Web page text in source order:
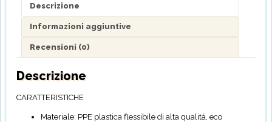
Descrizione
Informazioni aggiuntive
Recensioni (0)
Descrizione
CARATTERISTICHE
Materiale: PPE plastica flessibile di alta qualità, eco